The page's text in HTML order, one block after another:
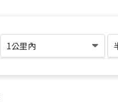
1公里內